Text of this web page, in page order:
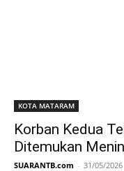
KOTA MATARAM
Korban Kedua
Ditemukan
SUARANTB.com - 31/05/2026